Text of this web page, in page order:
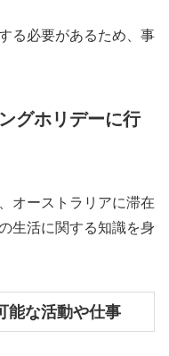
る必要があるため、事
グホリデーに行
オーストラリアに滞在
生活に関する知識を身
能な活動や仕事